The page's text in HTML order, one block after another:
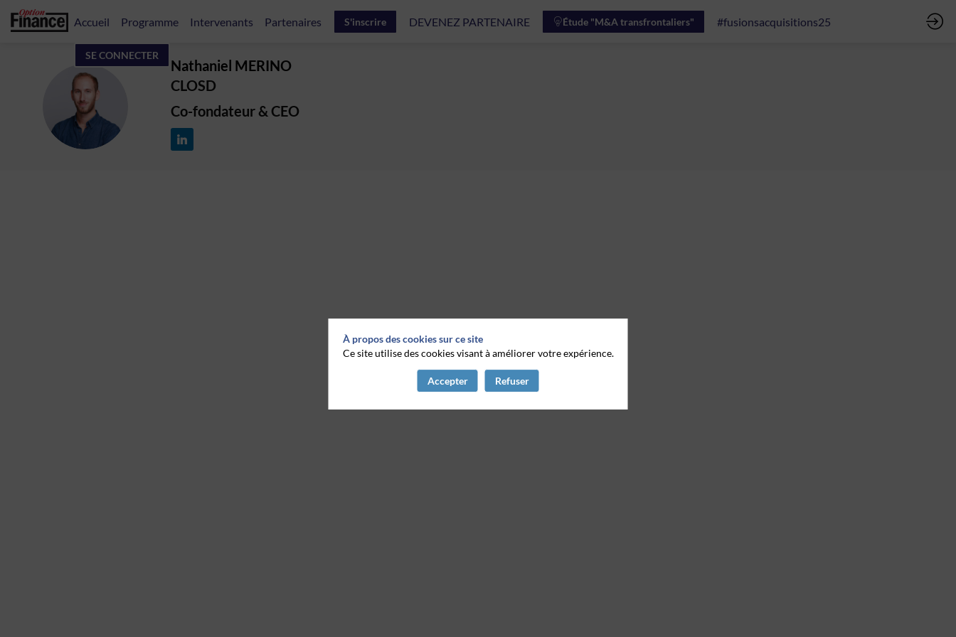
Accueil Programme Intervenants Partenaires S'inscrire DEVENEZ PARTENAIRE Étude "M&A transfrontaliers" #fusionsacquisitions25
SE CONNECTER
NM
Nathaniel MERINO
CLOSD
Co-fondateur & CEO
À propos des cookies sur ce site
Ce site utilise des cookies visant à améliorer votre expérience.
Accepter Refuser